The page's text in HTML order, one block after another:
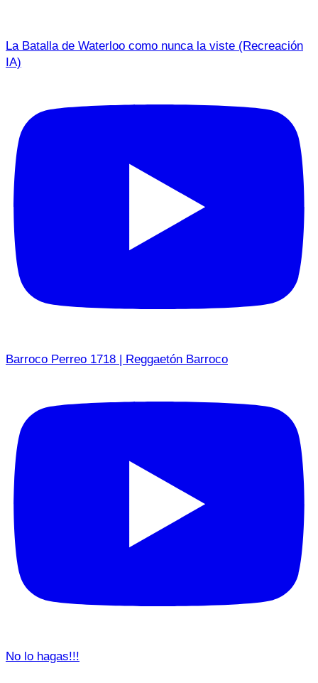
La Batalla de Waterloo como nunca la viste (Recreación
IA)
Barroco Perreo 1718 | Reggaetón Barroco
No lo hagas!!!